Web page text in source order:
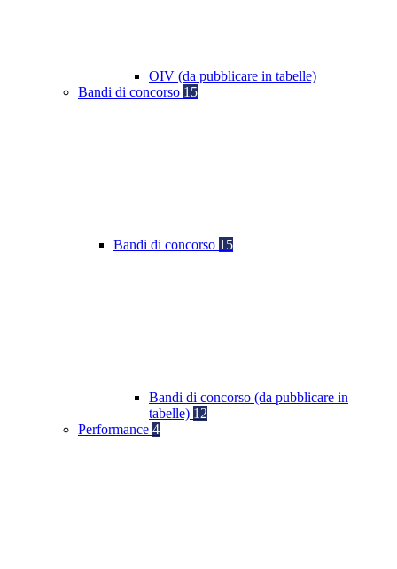
OIV (da pubblicare in tabelle)
Bandi di concorso 15
Bandi di concorso 15
Bandi di concorso (da pubblicare in
tabelle) 12
Performance 4